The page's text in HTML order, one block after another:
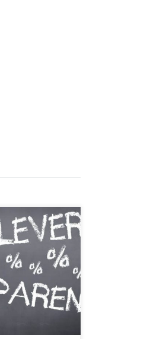
Urlaub-Reisen.com
anfordern.
Reiseveranstalter
etc.) gültig
oder eine
Einlösbar
Bereich
Den